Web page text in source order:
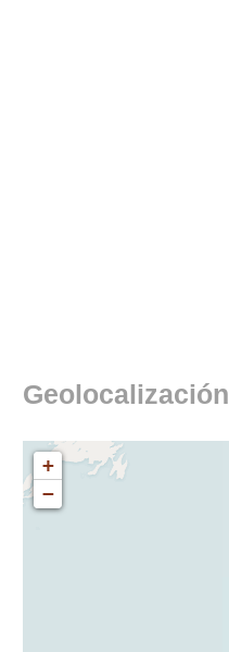
Geolocalización
+
−